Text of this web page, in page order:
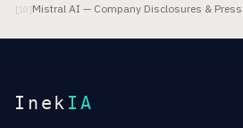
[10]Mistral AI — Company Disclosures &
Inek IA